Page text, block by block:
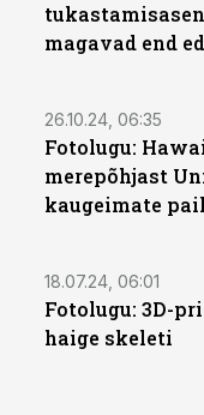
magavad end
26.10.24, 06:35
Fotolugu:
merepõhjast
kaugeimate
18.07.24, 06:01
Fotolugu: 3D-
haige skeleti